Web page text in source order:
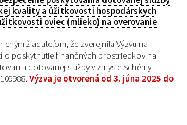
kvality a úžitkovosti hospodárskych
oviec (mlieko) na overovanie
žiadateľom, že zverejnila Výzvu na
o poskytnutie finančných prostriedkov na
dotovanej služby v zmysle Schémy
Výzva je otvorená od 3. júna 2025 do